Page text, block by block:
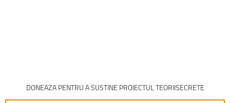
DONEAZA PENTRU A SUSTINE PROIECTUL TEORIISECRETE